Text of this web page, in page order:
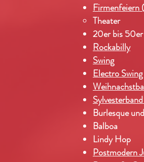
Firmenfeiern
Theater
20er bis 50er
Rockabilly
Swing
Electro
Burlesque
Balboa
Lindy Hop
Postmodern